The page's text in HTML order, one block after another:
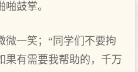
鼓掌。
微一笑；“同学们不要拘
果有需要我帮助的，千万